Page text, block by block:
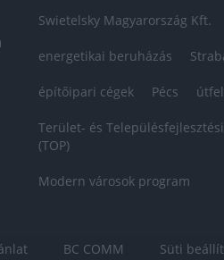
Swietelsky Magyarország Kft.
energetikai beruházás
építőipari cégek Pécs
Terület- és
(TOP)
Modern városok program
BC COMM Süti